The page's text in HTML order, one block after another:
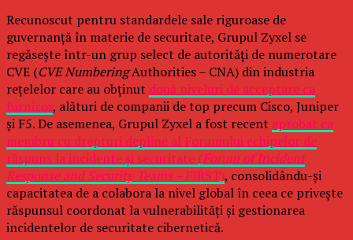
Recunoscut pentru standardele sale riguroase de
guvernanță în materie de securitate, Grupul Zyxel se
regăsește într-un grup select de autorități de numerotare
CVE (CVE NumberingAuthorities – CNA) din industria
rețelelor care au obținut două niveluri de acceptare ca
furnizor, alături de companii de top precum Cisco, Juniper
și F5. De asemenea, Grupul Zyxel a fost recent aprobat ca
membru cu drepturi depline al Forumului echipelor de
răspuns la incidente și securitate (Forum of Incident
Response and Security Teams –FIRST), consolidându-și
capacitatea de a colabora la nivel global în ceea ce privește
răspunsul coordonat la vulnerabilități și gestionarea
incidentelor de securitate cibernetică.